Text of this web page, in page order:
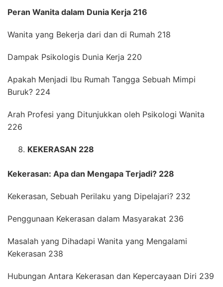
Peran Wanita dalam Dunia Kerja 216
Wanita yang Bekerja dari dan di Rumah 218
Dampak Psikologis Dunia Kerja 220
Apakah Menjadi Ibu Rumah Tangga Sebuah Mimpi
Buruk? 224
Arah Profesi yang Ditunjukkan oleh Psikologi Wanita
226
KEKERASAN 228
Kekerasan: Apa dan Mengapa Terjadi? 228
Kekerasan, Sebuah Perilaku yang Dipelajari? 232
Penggunaan Kekerasan dalam Masyarakat 236
Masalah yang Dihadapi Wanita yang Mengalami
Kekerasan 238
Hubungan Antara Kekerasan dan Kepercayaan Diri 239